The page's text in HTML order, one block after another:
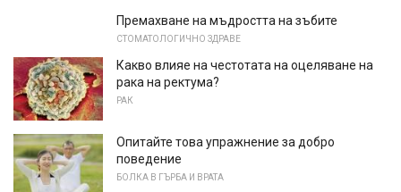
Премахване на мъдростта на зъбите
СТОМАТОЛОГИЧНО ЗДРАВЕ
Какво влияе на честотата на оцеляване на
рака на ректума?
РАК
Опитайте това упражнение за добро
поведение
БОЛКА В ГЪРБА И ВРАТА